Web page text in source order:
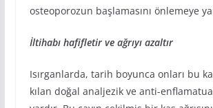
osteoporozun başlamasını önlemeye
İltihabı hafifletir ve ağrıyı azaltır
Isırganlarda, tarih boyunca onları bu
kılan doğal analjezik ve anti-